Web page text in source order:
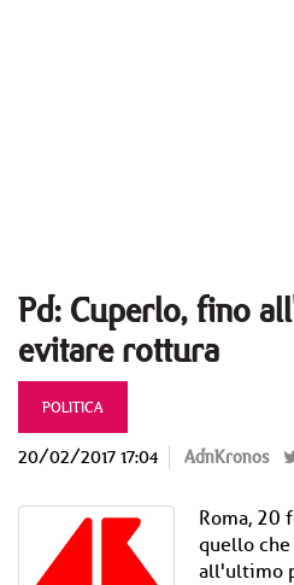
Pd: Cuperlo, fino
evitare rottura
POLITICA
20/02/2017 17:04 AdnKronos
Roma, 20
quello
all'ultimo